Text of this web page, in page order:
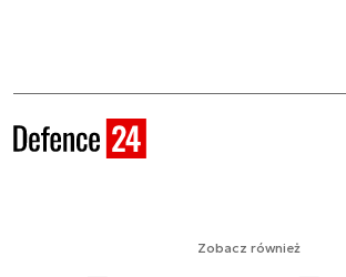
Zobacz również